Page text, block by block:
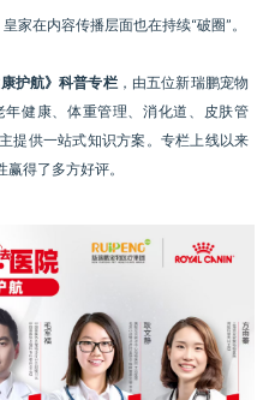
家在内容传播层面也在持续“破圈”。
护航》科普专栏，由五位新瑞鹏宠物
健康、体重管理、消化道、皮肤管
提供一站式知识方案。专栏上线以来
得了多方好评。